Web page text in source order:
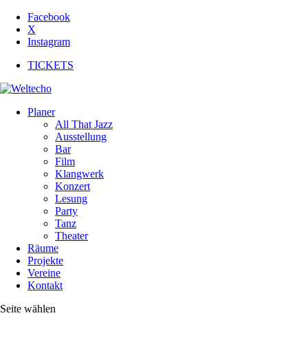
Facebook
X
Instagram
TICKETS
Planer
All That Jazz
Ausstellung
Bar
Film
Klangwerk
Konzert
Lesung
Party
Tanz
Theater
Räume
Projekte
Vereine
Kontakt
Seite wählen